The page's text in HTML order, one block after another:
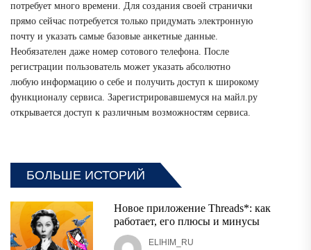
потребует много времени. Для создания своей странички
прямо сейчас потребуется только придумать электронную
почту и указать самые базовые анкетные данные.
Необязателен даже номер сотового телефона. После
регистрации пользователь может указать абсолютно
любую информацию о себе и получить доступ к широкому
функционалу сервиса. Зарегистрировавшемуся на майл.ру
открывается доступ к различным возможностям сервиса.
БОЛЬШЕ ИСТОРИЙ
Новое приложение Threads*: как
работает, его плюсы и минусы
ELIHIM_RU